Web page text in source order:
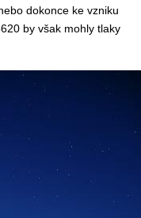
dokonce ke vzniku
by však mohly tlaky